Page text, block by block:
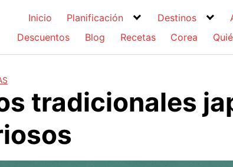
Inicio Planificación Destinos
Descuentos
Blog Recetas Corea
tradicionales